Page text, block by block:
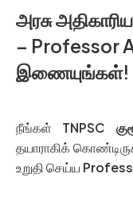
அரசு
– Professor
இணையுங்கள்!
நீங்கள் TNPSC
தயாராகிக்
உறுதி செய்ய